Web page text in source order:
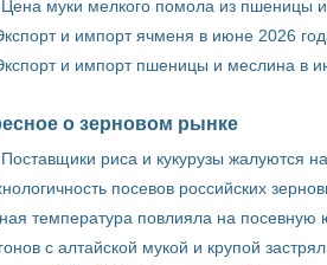
Цена муки мелкого помола из пшеницы
и импорт ячменя в июне 2026
и импорт пшеницы и меслина в
о зерновом рынке
Поставщики риса и кукурузы жалуются
посевов российских
температура повлияла на
с алтайской мукой и крупой